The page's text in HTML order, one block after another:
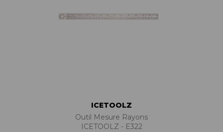
ICETOOLZ
Outil Mesure Rayons
ICETOOLZ - E322